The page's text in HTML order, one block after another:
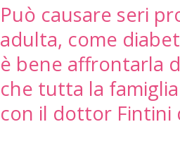
Può causare seri
adulta, come
è bene affrontarla
che tutta la
con il dottor Fintini